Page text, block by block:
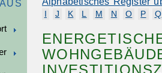
J K L M N O P Q